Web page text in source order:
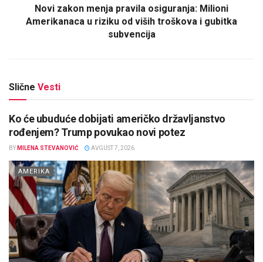
Novi zakon menja pravila osiguranja: Milioni
Amerikanaca u riziku od viših troškova i gubitka
subvencija
Slične Vesti
Ko će ubuduće dobijati američko državljanstvo
rođenjem? Trump povukao novi potez
BY MILENA STEVANOVIĆ AVGUST 7, 2026
AMERIKA